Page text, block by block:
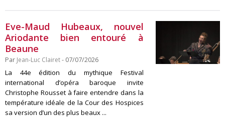
Eve-Maud Hubeaux, nouvel
Ariodante bien entouré à
Beaune
Par Jean-Luc Clairet- 07/07/2026
La 44e édition du mythique Festival
international d’opéra baroque invite
Christophe Rousset à faire entendre dans la
température idéale de la Cour des Hospices
sa version d’un des plus beaux ...